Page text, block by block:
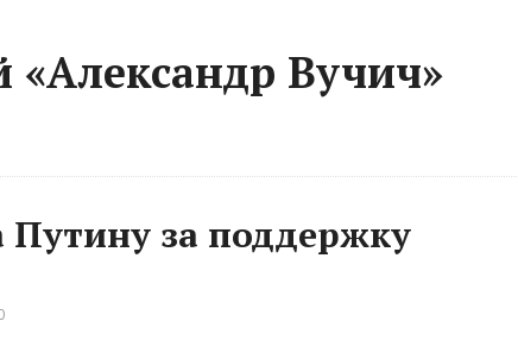
«Александр Вучич»
Путину за поддержку